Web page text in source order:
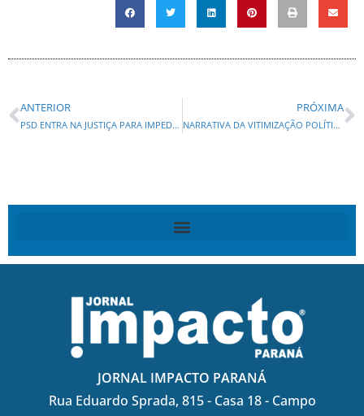
ANTERIOR
PSD ENTRA NA JUSTIÇA PARA IMPEDIR QUE MORO USE IMAGEM DE RATINHO E JAIR BOLSONARO
PRÓXIMA
NARRATIVA DA VITIMIZAÇÃO POLÍTICA: RENATO FREITAS PROVOCOU, APANHOU E QUER SER A VÍTIMA?
JORNAL IMPACTO PARANÁ
Rua Eduardo Sprada, 815 - Casa 18 - Campo